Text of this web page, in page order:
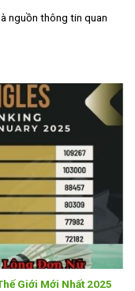
nguồn thông tin quan
Giới Mới Nhất 2025